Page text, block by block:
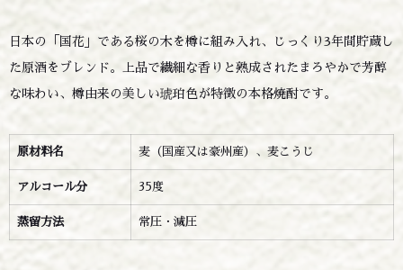
日本の「国花」である桜の木を樽に組み入れ、じっくり3年間貯蔵し
た原酒をブレンド。上品で繊細な香りと熟成されたまろやかで芳醇
な味わい、樽由来の美しい琥珀色が特徴の本格焼酎です。
原材料名 麦（国産又は豪州産）、麦こうじ
アルコール分 35度
蒸留方法 常圧・減圧